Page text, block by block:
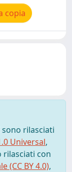
copia
sono rilasciati
Universal,
rilasciati con
(CC BY 4.0),